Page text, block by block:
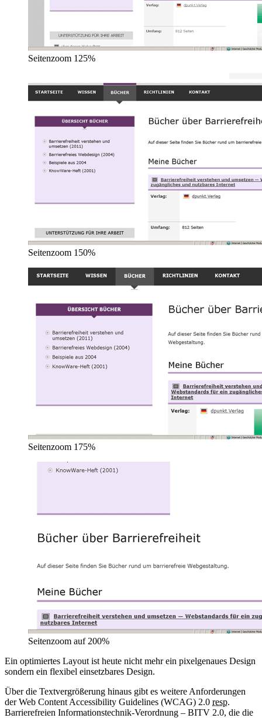
Seitenzoom 125%
Seitenzoom 150%
Seitenzoom 175%
Seitenzoom auf 200%
Ein optimiertes Layout ist heute nicht mehr ein pixelgenaues Design
sondern ein flexibel einsetzbares Design.
Über die Textvergrößerung hinaus gibt es weitere Anforderungen
derWeb Content Accessibility Guidelines (WCAG) 2.0 resp.
Barrierefreien Informationstechnik-Verordnung – BITV 2.0, die die